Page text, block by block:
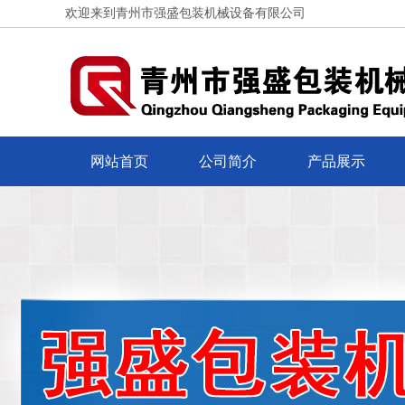
欢迎来到青州市强盛包装机械设备有限公司
网站首页 公司简介 产品展示